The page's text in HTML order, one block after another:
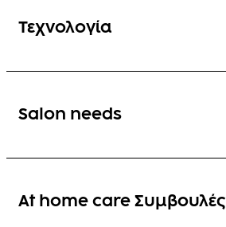
Τεχνολογία
Salon needs
At home care Συμβουλές